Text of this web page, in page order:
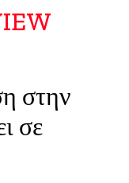
στην
σε